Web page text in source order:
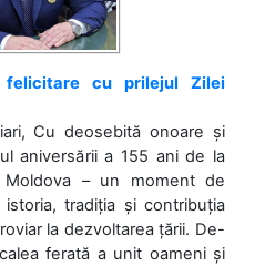
felicitare cu prilejul Zilei
Cu deosebită onoare și
aniversării a 155 ani de la
– un moment de
tradiția și contribuția
la dezvoltarea țării. De-
ferată a unit oameni și